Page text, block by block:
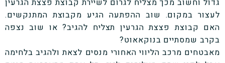
גדול וחשוב מכך מצליח לגרום לשיירת קבוצת פצצת הגרעין
לעצור במקום. שוב ההפתעה הגיע מקבוצת המתנקשים.
האם קבוצת פצצת הגרעין תצליח להגיב? או שוב נצפה
בקרב שמסתיים בנוקאאוט?
מאבטחים מרכב הליווי האחורי מנסים לצאת ולהגיב בלחימה